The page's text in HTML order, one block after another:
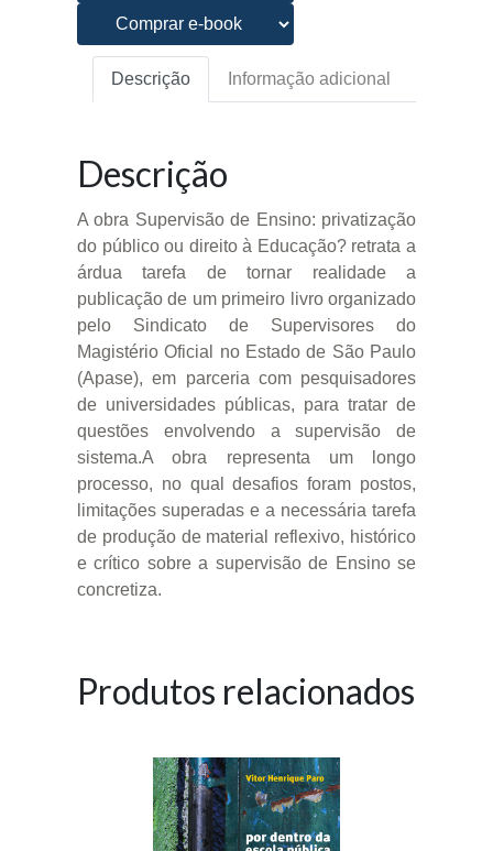
Descrição Informação adicional
Descrição
A obra Supervisão de Ensino: privatização
do público ou direito à Educação? retrata a
árdua tarefa de tornar realidade a
publicação de um primeiro livro organizado
pelo Sindicato de Supervisores do
Magistério Oficial no Estado de São Paulo
(Apase), em parceria com pesquisadores
de universidades públicas, para tratar de
questões envolvendo a supervisão de
sistema.A obra representa um longo
processo, no qual desafios foram postos,
limitações superadas e a necessária tarefa
de produção de material reflexivo, histórico
e crítico sobre a supervisão de Ensino se
concretiza.
Produtos relacionados